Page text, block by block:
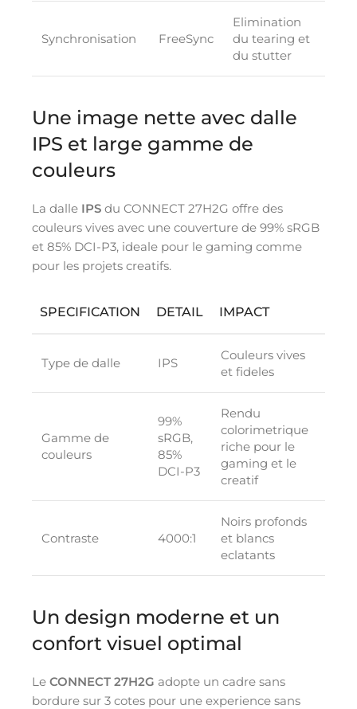
Synchronisation FreeSync
Elimination
du tearing et
du stutter
Une image nette avec dalle
IPS et large gamme de
couleurs
La dalle IPS du CONNECT 27H2G offre des
couleurs vives avec une couverture de 99% sRGB
et 85% DCI-P3, ideale pour le gaming comme
pour les projets creatifs.
SPECIFICATION DETAIL IMPACT
Type de dalle IPS
Couleurs vives
et fideles
Gamme de
couleurs
99%
sRGB,
85%
DCI-P3
Rendu
colorimetrique
riche pour le
gaming et le
creatif
Contraste 4000:1
Noirs profonds
et blancs
eclatants
Un design moderne et un
confort visuel optimal
Le CONNECT 27H2G adopte un cadre sans
bordure sur 3 cotes pour une experience sans